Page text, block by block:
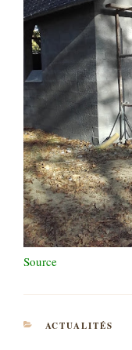
Source
CATÉGORIES
ACTUALITÉS